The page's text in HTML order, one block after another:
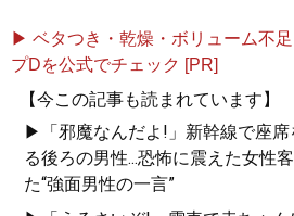
『ざんねんな
ト』
日本のインタ
▶ ベタつき・乾燥・ボリューム不
プDを公式でチェック [PR]
【今この記事も読まれています】
▶「邪魔なんだよ!」新幹線で座席
る後ろの男性...恐怖に震えた女性
た“強面男性の一言”